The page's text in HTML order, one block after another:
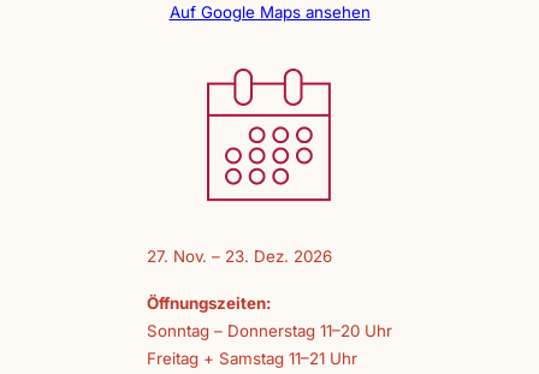
Auf Google Maps ansehen
27. Nov. – 23. Dez. 2026
Öffnungszeiten:
Sonntag – Donnerstag 11–20 Uhr
Freitag + Samstag 11–21 Uhr